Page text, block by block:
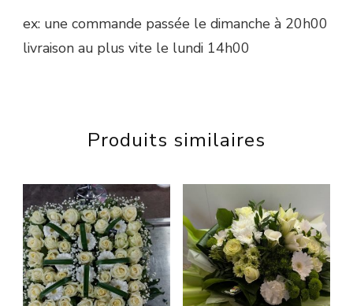
ex: une commande passée le dimanche à 20h00
livraison au plus vite le lundi 14h00
Produits similaires